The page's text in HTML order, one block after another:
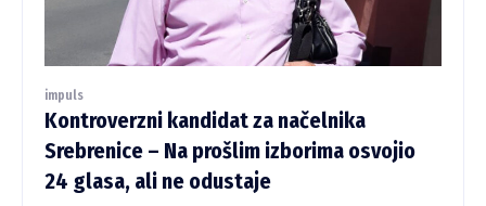
impuls
Kontroverzni kandidat za načelnika
Srebrenice – Na prošlim izborima osvojio
24 glasa, ali ne odustaje